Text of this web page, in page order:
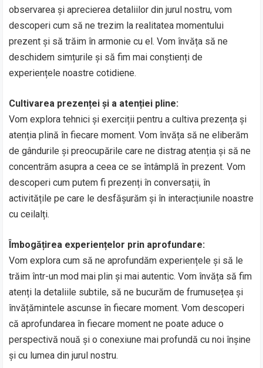
observarea și aprecierea detaliilor din jurul nostru, vom
descoperi cum să ne trezim la realitatea momentului
prezent și să trăim în armonie cu el. Vom învăța să ne
deschidem simțurile și să fim mai conștienți de
experiențele noastre cotidiene.
Cultivarea prezenței și a atenției pline:
Vom explora tehnici și exerciții pentru a cultiva prezența și
atenția plină în fiecare moment. Vom învăța să ne eliberăm
de gândurile și preocupările care ne distrag atenția și să ne
concentrăm asupra a ceea ce se întâmplă în prezent. Vom
descoperi cum putem fi prezenți în conversații, în
activitățile pe care le desfășurăm și în interacțiunile noastre
cu ceilalți.
Îmbogățirea experiențelor prin aprofundare:
Vom explora cum să ne aprofundăm experiențele și să le
trăim într-un mod mai plin și mai autentic. Vom învăța să fim
atenți la detaliile subtile, să ne bucurăm de frumusețea și
învățămintele ascunse în fiecare moment. Vom descoperi
că aprofundarea în fiecare moment ne poate aduce o
perspectivă nouă și o conexiune mai profundă cu noi înșine
și cu lumea din jurul nostru.